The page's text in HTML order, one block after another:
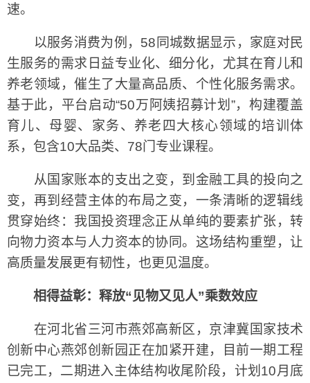
速。
以服务消费为例，58同城数据显示，家庭对民
生服务的需求日益专业化、细分化，尤其在育儿和
养老领域，催生了大量高品质、个性化服务需求。
基于此，平台启动“50万阿姨招募计划”，构建覆盖
育儿、母婴、家务、养老四大核心领域的培训体
系，包含10大品类、78门专业课程。
从国家账本的支出之变，到金融工具的投向之
变，再到经营主体的布局之变，一条清晰的逻辑线
贯穿始终：我国投资理念正从单纯的要素扩张，转
向物力资本与人力资本的协同。这场结构重塑，让
高质量发展更有韧性，也更见温度。
相得益彰：释放“见物又见人”乘数效应
在河北省三河市燕郊高新区，京津冀国家技术
创新中心燕郊创新园正在加紧开建，目前一期工程
已完工，二期进入主体结构收尾阶段，计划10月底